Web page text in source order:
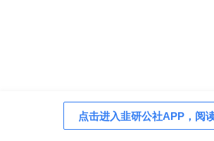
点击进入韭研公社APP，阅